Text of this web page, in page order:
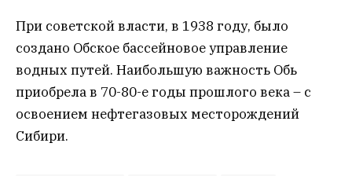
При советской власти, в 1938 году, было
создано Обское бассейновое управление
водных путей. Наибольшую важность Обь
приобрела в 70-80-е годы прошлого века – с
освоением нефтегазовых месторождений
Сибири.